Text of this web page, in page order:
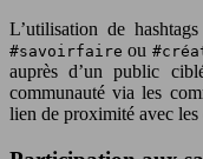
L’utilisation de
#savoirfaire ou
auprès d’un public
communauté via les
lien de proximité avec